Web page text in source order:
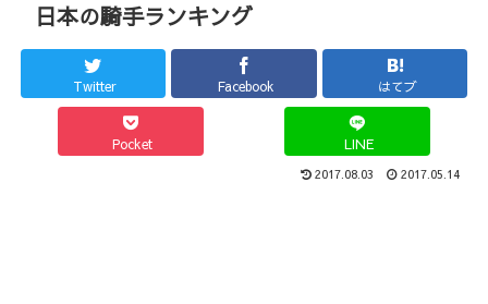
日本の騎手ランキング
Twitter Facebook はてブ
Pocket LINE
2017.08.03 2017.05.14